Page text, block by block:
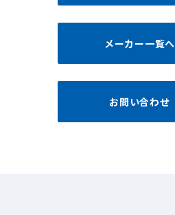
メーカー一覧へ
お問い合わせ